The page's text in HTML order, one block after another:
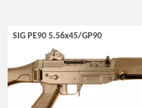
SIG PE90 5.56x45/GP90